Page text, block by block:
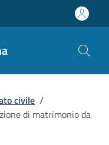
civile /
di matrimonio da